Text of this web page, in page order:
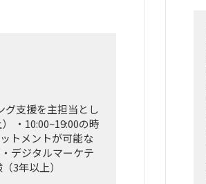
グ支援を主担当とし
・10:00~19:00の時
トメントが可能な
デジタルマーケテ
3年以上）